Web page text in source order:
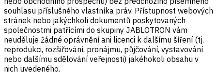
souhlasu příslušného vlastníka práv. Přístupnost webových
stránek nebo jakýchkoli dokumentů poskytovaných
společnostmi patřícími do skupiny JABLOTRON vám
neuděluje žádné oprávnění ani licenci k dalšímu šíření (tj.
reprodukci, rozšiřování, pronájmu, půjčování, vystavování
nebo dalšímu sdělování veřejnosti) jakéhokoli obsahu v
nich uvedeného.